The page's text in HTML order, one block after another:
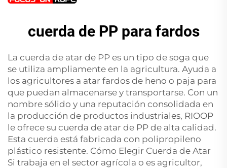
cuerda de PP para fardos
La cuerda de atar de PP es un tipo de soga que
se utiliza ampliamente en la agricultura. Ayuda a
los agricultores a atar fardos de heno o paja para
que puedan almacenarse y transportarse. Con un
nombre sólido y una reputación consolidada en
la producción de productos industriales, RIOOP
le ofrece su cuerda de atar de PP de alta calidad.
Esta cuerda está fabricada con polipropileno
plástico resistente. Cómo Elegir Cuerda de Atar
Si trabaja en el sector agrícola o es agricultor,